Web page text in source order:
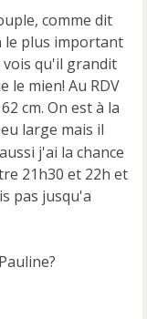
comme dit
le plus important
qu'il grandit
le mien! Au RDV
cm. On est à la
large mais il
j'ai la chance
21h30 et 22h et
pas jusqu'a